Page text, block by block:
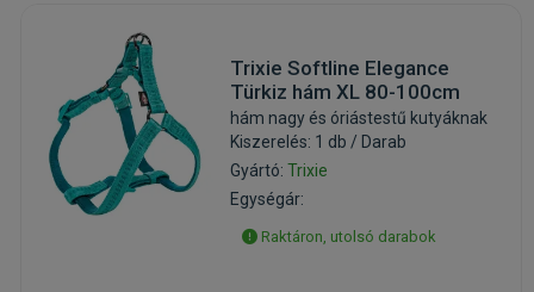
Trixie Softline Elegance
Türkiz hám XL 80-100cm
hám nagy és óriástestű kutyáknak
Kiszerelés: 1 db / Darab
Gyártó: Trixie
Egységár:
Raktáron, utolsó darabok